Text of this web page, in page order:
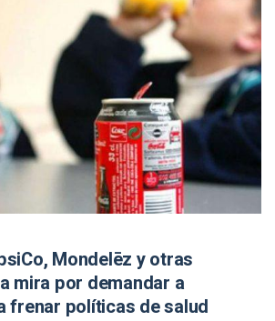
Mondelēz y otras
mira por demandar a
frenar políticas de salud